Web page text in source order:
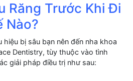
Răng Trước Khi Đi
Nào?
hiệu bị sâu bạn nên đến nha khoa
Dentistry, tùy thuộc vào tình
giải pháp điều trị như sau: